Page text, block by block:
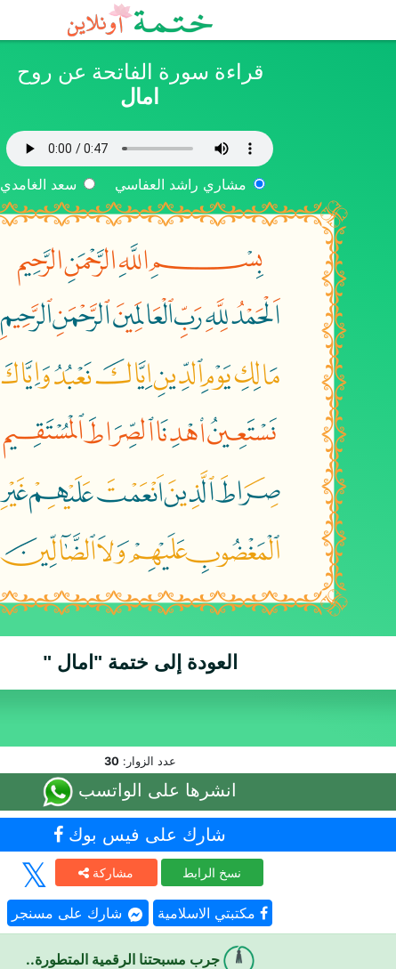
قراءة سورة الفاتحة عن روح
امال
مشاري راشد العفاسي سعد الغامدي
العودة إلى ختمة "امال "
عدد الزوار:30
انشرها على الواتسب
شارك على فيس بوك
مشاركة نسخ الرابط
شارك على مسنجر مكتبتي الاسلامية
جرب مسبحتنا الرقمية المتطورة..